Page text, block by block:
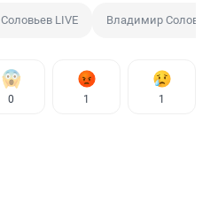
Соловьев LIVE Владимир
0 1 1